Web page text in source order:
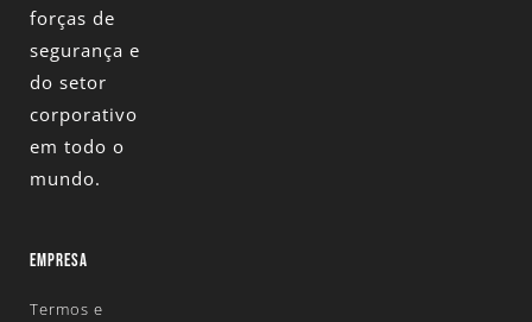
forças de
segurança e
do setor
corporativo
em todo o
mundo.
EMPRESA
Termos e